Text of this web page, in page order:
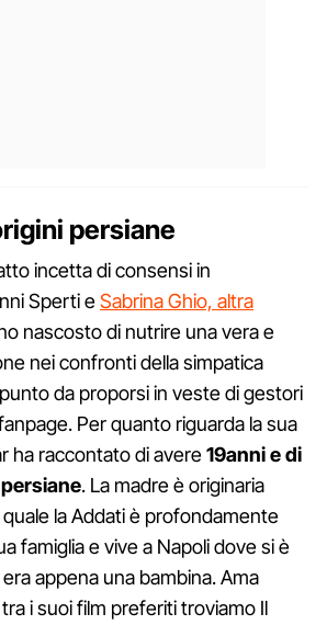
persiane
incetta di consensi in
Sperti eSabrina Ghio, altra
nascosto di nutrire una vera e
nei confronti della simpatica
da proporsi in veste di gestori
Per quanto riguarda la sua
ha raccontato di avere19anni e di
. La madre è originaria
quale la Addati è profondamente
famiglia e vive a Napoli dove si è
appena una bambina. Ama
i suoi film preferiti troviamo Il